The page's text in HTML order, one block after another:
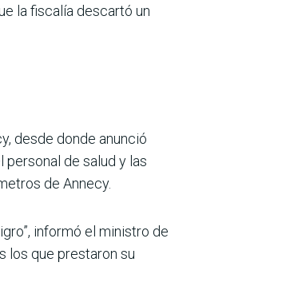
la fiscalía descartó un
desde donde anunció
personal de salud y las
de Annecy.
informó el ministro de
los que prestaron su